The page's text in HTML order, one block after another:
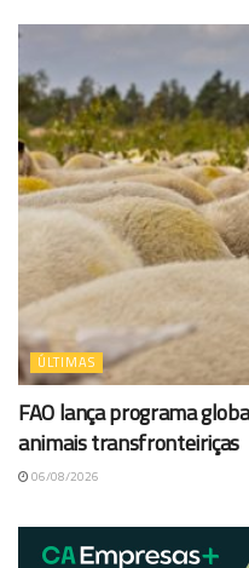
ÚLTIMAS
FAO lança programa
animais transfronteiriças
06/08/2026